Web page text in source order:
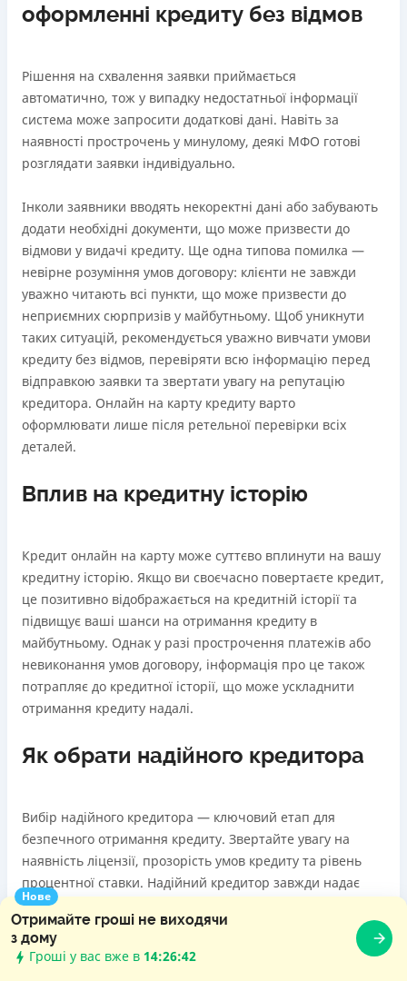
Нове
Отримайте гроші не виходячи
з дому
Гроші у вас вже в 14:26:43
оформленні кредиту без відмов
Рішення на схвалення заявки приймається
автоматично, тож у випадку недостатньої інформації
система може запросити додаткові дані. Навіть за
наявності прострочень у минулому, деякі МФО готові
розглядати заявки індивідуально.
Інколи заявники вводять некоректні дані або забувають
додати необхідні документи, що може призвести до
відмови у видачі кредиту. Ще одна типова помилка —
невірне розуміння умов договору: клієнти не завжди
уважно читають всі пункти, що може призвести до
неприємних сюрпризів у майбутньому. Щоб уникнути
таких ситуацій, рекомендується уважно вивчати умови
кредиту без відмов, перевіряти всю інформацію перед
відправкою заявки та звертати увагу на репутацію
кредитора. Онлайн на карту кредиту варто
оформлювати лише після ретельної перевірки всіх
деталей.
Вплив на кредитну історію
Кредит онлайн на карту може суттєво вплинути на вашу
кредитну історію. Якщо ви своєчасно повертаєте кредит,
це позитивно відображається на кредитній історії та
підвищує ваші шанси на отримання кредиту в
майбутньому. Однак у разі прострочення платежів або
невиконання умов договору, інформація про це також
потрапляє до кредитної історії, що може ускладнити
отримання кредиту надалі.
Як обрати надійного кредитора
Вибір надійного кредитора — ключовий етап для
безпечного отримання кредиту. Звертайте увагу на
наявність ліцензії, прозорість умов кредиту та рівень
процентної ставки. Надійний кредитор завжди надає
чітку інформацію про всі умови, не приховує додаткових
платежів і забезпечує якісну підтримку клієнтів. Перед
оформленням кредиту варто ознайомитися з відгуками
інших користувачів та перевірити, чи зареєстрований